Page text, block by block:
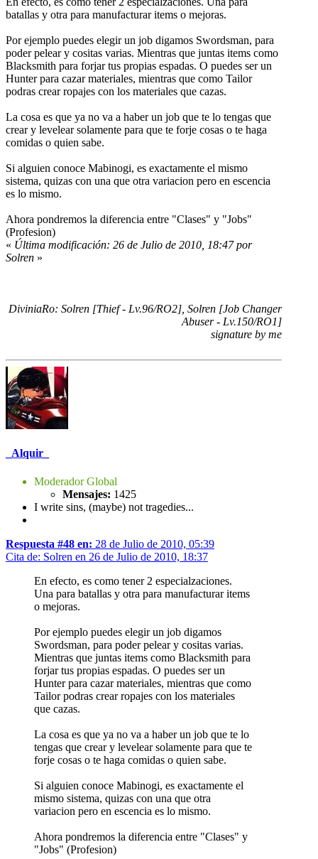
batallas y otra para manufacturar items o mejoras.
Por ejemplo puedes elegir un job digamos Swordsman, para
poder pelear y cositas varias. Mientras que juntas items como
Blacksmith para forjar tus propias espadas. O puedes ser un
Hunter para cazar materiales, mientras que como Tailor
podras crear ropajes con los materiales que cazas.
La cosa es que ya no va a haber un job que te lo tengas que
crear y levelear solamente para que te forje cosas o te haga
comidas o quien sabe.
Si alguien conoce Mabinogi, es exactamente el mismo
sistema, quizas con una que otra variacion pero en escencia
es lo mismo.
Ahora pondremos la diferencia entre "Clases" y "Jobs"
(Profesion)
« Última modificación: 26 de Julio de 2010, 18:47 por
Solren »
DiviniaRo: Solren [Thief - Lv.96/RO2], Solren [Job Changer
Abuser - Lv.150/RO1]
signature by me
_Alquir_
Moderador Global
Mensajes: 1425
I write sins, (maybe) not tragedies...
Respuesta #48 en: 28 de Julio de 2010, 05:39
Cita de: Solren en 26 de Julio de 2010, 18:37
En efecto, es como tener 2 especialzaciones.
Una para batallas y otra para manufacturar items
o mejoras.
Por ejemplo puedes elegir un job digamos
Swordsman, para poder pelear y cositas varias.
Mientras que juntas items como Blacksmith para
forjar tus propias espadas. O puedes ser un
Hunter para cazar materiales, mientras que como
Tailor podras crear ropajes con los materiales
que cazas.
La cosa es que ya no va a haber un job que te lo
tengas que crear y levelear solamente para que te
forje cosas o te haga comidas o quien sabe.
Si alguien conoce Mabinogi, es exactamente el
mismo sistema, quizas con una que otra
variacion pero en escencia es lo mismo.
Ahora pondremos la diferencia entre "Clases" y
"Jobs" (Profesion)